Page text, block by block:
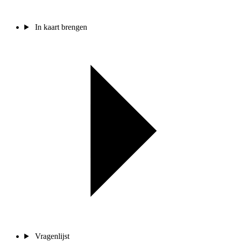
In kaart brengen
Vragenlijst